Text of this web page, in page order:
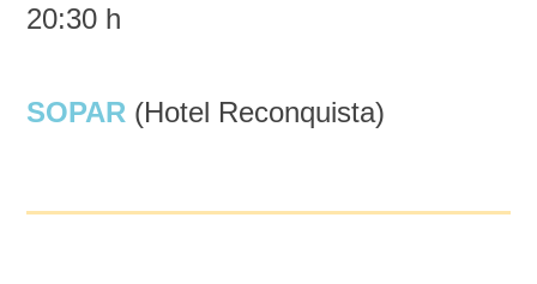
20:30 h
SOPAR (Hotel Reconquista)